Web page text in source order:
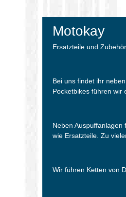
Motokay
Ersatzteile und
Bei uns findet ihr
Pocketbikes führen wir
Neben
wie Ersatzteile. Zu
Wir führen Ketten von